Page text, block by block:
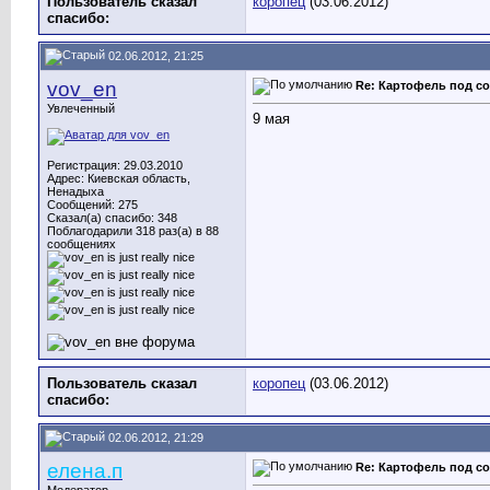
cпасибо:
02.06.2012, 21:25
vov_en
Увлеченный
Регистрация: 29.03.2010
Адрес: Киевская область,
Ненадыха
Сообщений: 275
Сказал(а) спасибо: 348
Поблагодарили 318 раз(а) в 88
сообщениях
Re: Картофель под
9 мая
Пользователь сказал
cпасибо:
коропец(03.06.2012)
02.06.2012, 21:29
елена.п Re: Картофель под